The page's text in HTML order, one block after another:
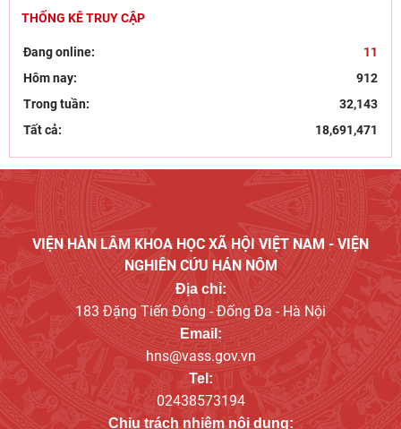
nền tảng tư tưởng trong kỷ nguyên số
Bút tích đình nguyên Phan Đình Phùng - lãnh tụ phong
trào Cần Vương chống Pháp
15/07/2026
THỐNG KÊ TRUY CẬP
Đang online:
11
Hôm nay:
912
Trong tuần:
32,143
Tất cả:
18,691,471
VIỆN HÀN LÂM KHOA HỌC XÃ HỘI VIỆT NAM - VIỆN
NGHIÊN CỨU HÁN NÔM
Địa chỉ:
183 Đặng Tiến Đông - Đống Đa - Hà Nội
Email:
hns@vass.gov.vn
Tel:
02438573194
Chịu trách nhiệm nội dung: